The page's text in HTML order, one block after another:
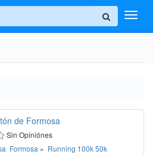
+
de Formosa
Sin Opiniónes
Formosa » Running 100k50k